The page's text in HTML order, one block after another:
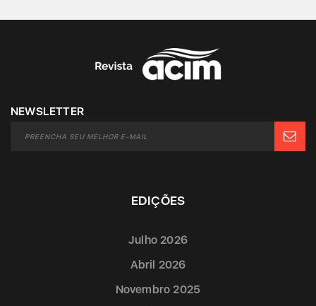
NEWSLETTER
EDIÇÕES
Julho 2026
Abril 2026
Novembro 2025